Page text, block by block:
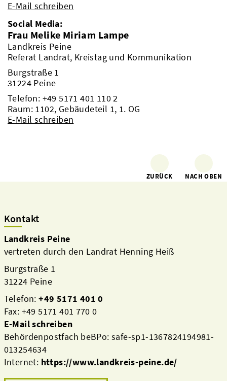
Verwaltung
E-Mail schreiben
Social Media:
Frau Melike Miriam Lampe
Landkreis Peine
Referat Landrat, Kreistag und Kommunikation
Burgstraße 1
31224 Peine
Telefon: +49 5171 401 110 2
Raum: 1102, Gebäudeteil 1, 1. OG
E-Mail schreiben
ZURÜCK NACH OBEN
Kontakt
Landkreis Peine
vertreten durch den Landrat Henning Heiß
Burgstraße 1
31224 Peine
Telefon:+49 5171 401 0
Fax: +49 5171 401 770 0
E-Mail schreiben
Behördenpostfach beBPo: safe-sp1-1367824194981-
013254634
Internet: https://www.landkreis-peine.de/